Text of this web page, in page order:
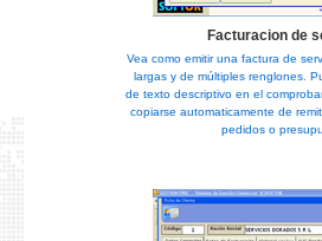
Facturacion de
Vea como emitir una factura de
largas y de múltiples renglones.
de texto descriptivo en el
copiarse automaticamente de
pedidos o